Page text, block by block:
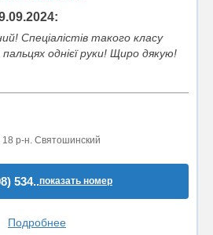
Спеціалістів такого класу
однієї руки! Щиро дякую!
р-н. Святошинский
534..показать номер
Подробнее